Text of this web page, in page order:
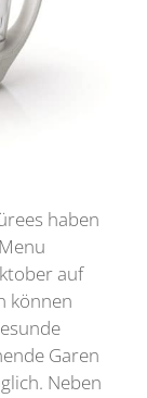
haben
auf
können
Garen
Neben